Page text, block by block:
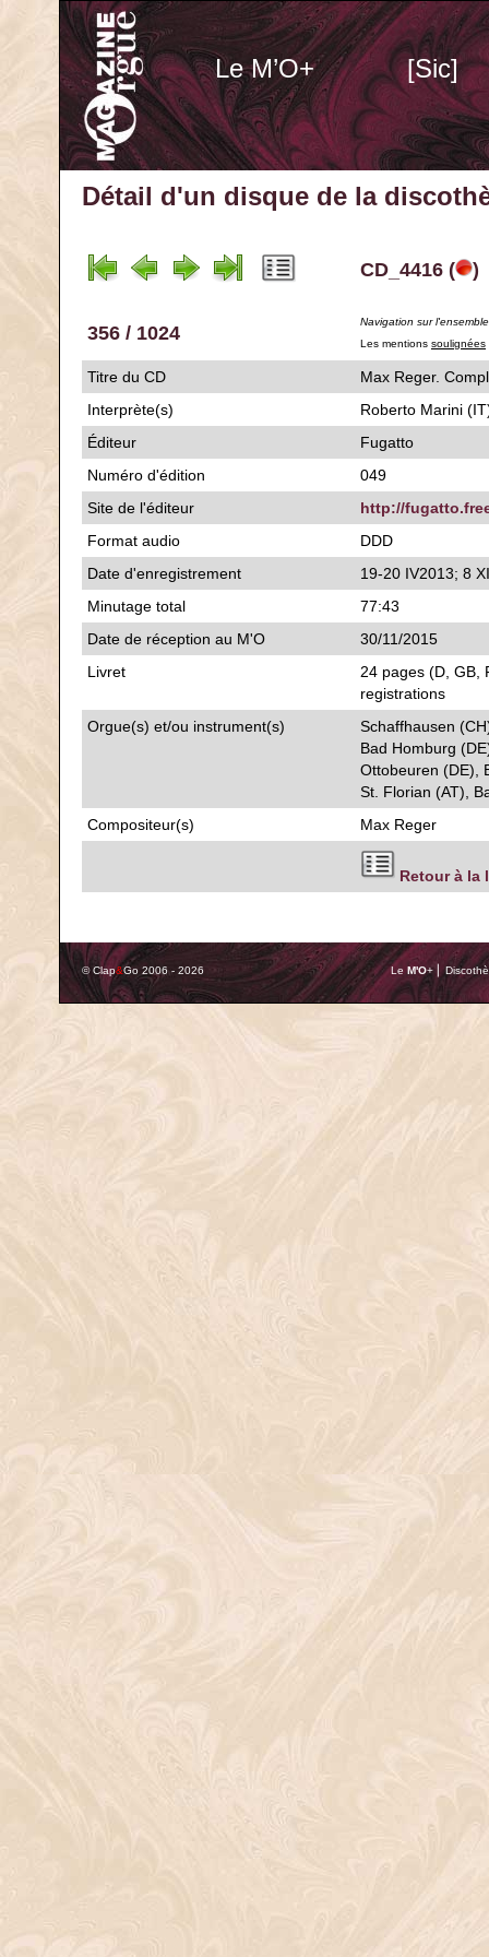
Le M’O+ [Sic]
Détail d'un disque de la
CD_4416 ( )
356 / 1024
Navigation sur
Les mentions soulignées
Titre du CD
Max Reger.
Interprète(s)
Roberto Marini
Éditeur
Fugatto
Numéro d'édition
049
Site de l'éditeur
http://
Format audio
DDD
Date d'enregistrement
19-20 IV2013; 8
Minutage total
77:43
Date de réception au M'O
30/11/2015
Livret
24 pages (D, GB,
registrations
Orgue(s) et/ou instrument(s)
Schaffhausen
Bad Homburg
Ottobeuren (DE),
St. Florian (AT),
Compositeur(s)
Max Reger
Retour à la
© Clap&Go 2006 - 2026 Le M'O+ ⎢